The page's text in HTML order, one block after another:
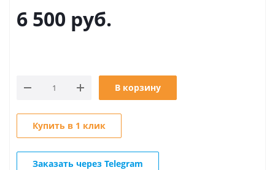
6 500 руб.
В корзину
Купить в 1 клик
Заказать через Telegram